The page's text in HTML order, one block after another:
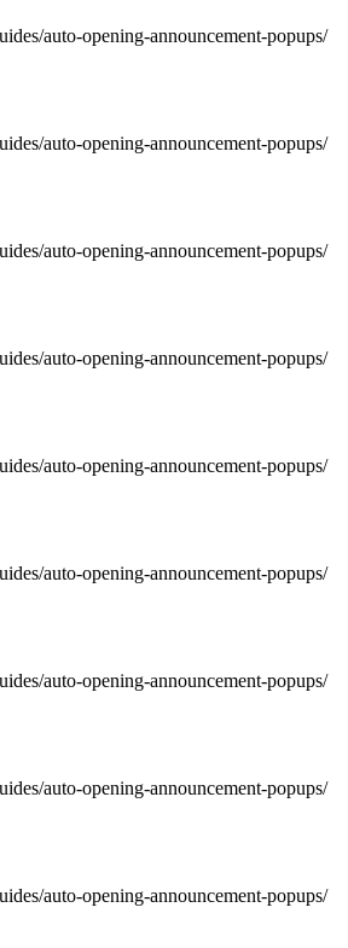
auto-opening-announcement-popups/
auto-opening-announcement-popups/
auto-opening-announcement-popups/
auto-opening-announcement-popups/
auto-opening-announcement-popups/
auto-opening-announcement-popups/
auto-opening-announcement-popups/
auto-opening-announcement-popups/
auto-opening-announcement-popups/